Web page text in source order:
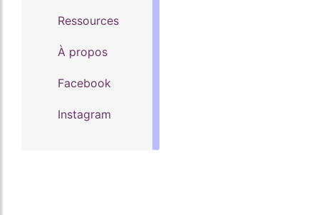
Ressources
À propos
Facebook
Instagram